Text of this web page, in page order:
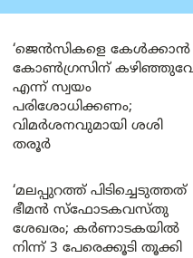
‘ജെൻസികളെ കേൾക്കാൻ
കോൺഗ്രസിന്
എന്ന് സ്വയം
പരിശോധിക്കണം;
വിമർശനവുമായി ശശി
തരൂർ
‘മലപ്പുറത്ത് പിടിച്ചെടുത്തത്
ഭീമൻ സ്ഫോടകവസ്തു
ശേഖരം; കർണാടകയിൽ
നിന്ന് 3 പേരെക്കൂടി തൂക്കി